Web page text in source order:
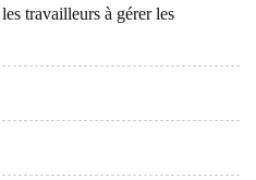
travailleurs à gérer les